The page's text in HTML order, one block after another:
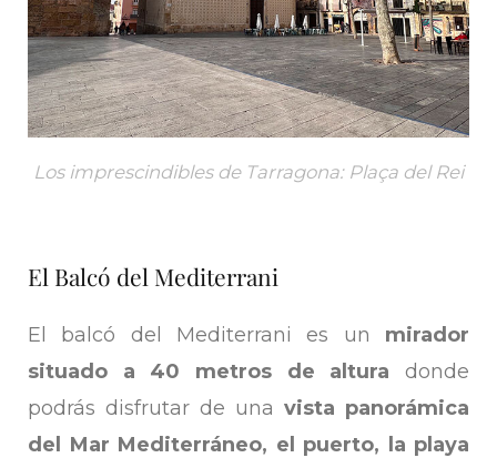
Los imprescindibles de Tarragona: Plaça del Rei
El Balcó del Mediterrani
El balcó del Mediterrani es un mirador
situado a 40 metros de altura donde
podrás disfrutar de una vista panorámica
del Mar Mediterráneo, el puerto, la playa